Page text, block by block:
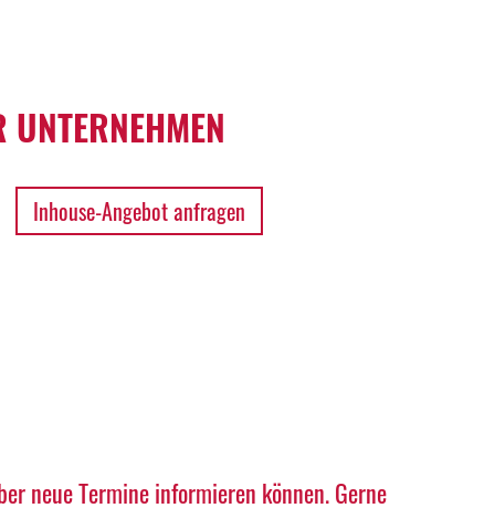
Inhouse-Angebot anfragen
neue Termine informieren können. Gerne